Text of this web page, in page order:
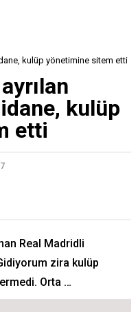
kulüp yönetimine sitem etti
kulüp
etti
Real Madridli
zira kulüp
Orta …